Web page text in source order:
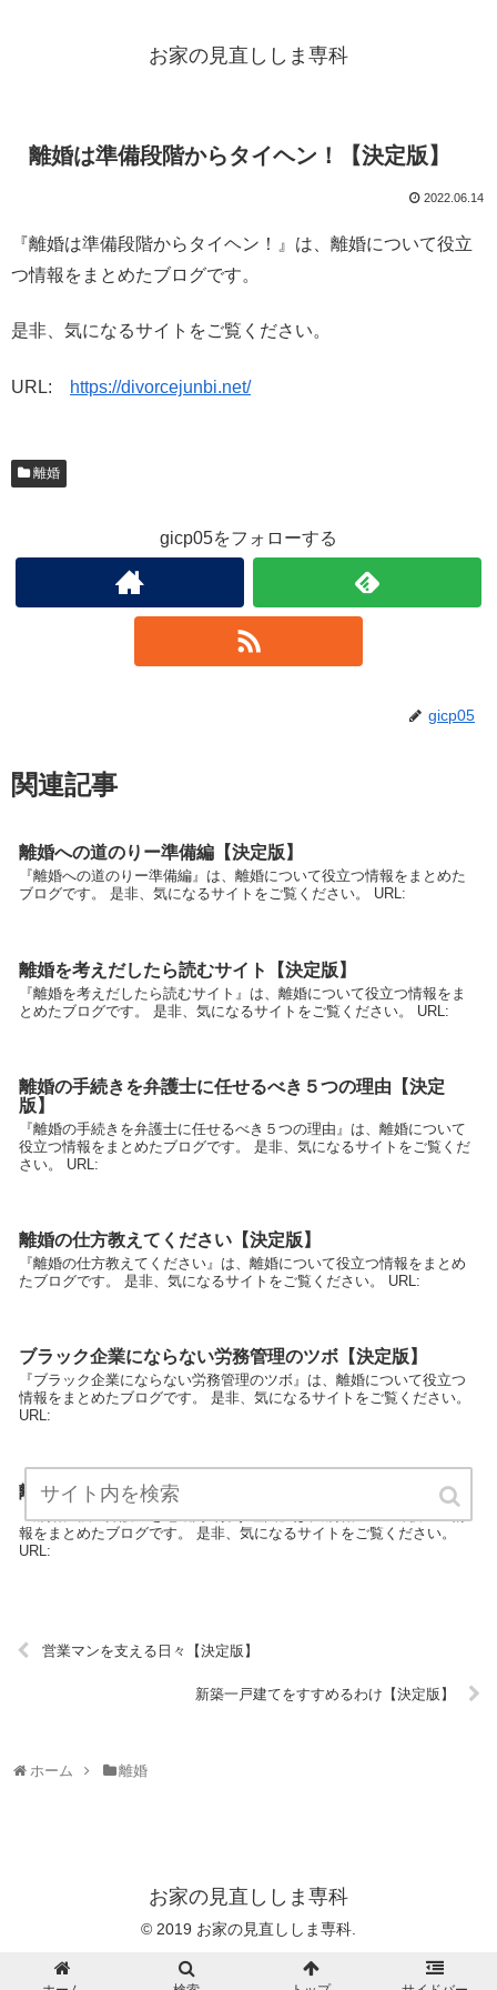
お家の見直ししま専科
離婚は準備段階からタイヘン！【決定版】
2022.06.14
『離婚は準備段階からタイヘン！』は、離婚について役立
つ情報をまとめたブログです。
是非、気になるサイトをご覧ください。
URL: https://divorcejunbi.net/
離婚
gicp05をフォローする
gicp05
関連記事
離婚への道のりー準備編【決定版】
『離婚への道のりー準備編』は、離婚について役立つ情報をまとめた
ブログです。 是非、気になるサイトをご覧ください。 URL:
離婚を考えだしたら読むサイト【決定版】
『離婚を考えだしたら読むサイト』は、離婚について役立つ情報をま
とめたブログです。 是非、気になるサイトをご覧ください。 URL:
離婚の手続きを弁護士に任せるべき５つの理由【決定
版】
『離婚の手続きを弁護士に任せるべき５つの理由』は、離婚について
役立つ情報をまとめたブログです。 是非、気になるサイトをご覧くだ
さい。 URL:
離婚の仕方教えてください【決定版】
『離婚の仕方教えてください』は、離婚について役立つ情報をまとめ
たブログです。 是非、気になるサイトをご覧ください。 URL:
ブラック企業にならない労務管理のツボ【決定版】
『ブラック企業にならない労務管理のツボ』は、離婚について役立つ
情報をまとめたブログです。 是非、気になるサイトをご覧ください。
URL:
離婚に強い弁護士を地域内で探す理由【決定版】
報をまとめたブログです。 是非、気になるサイトをご覧ください。
URL:
営業マンを支える日々【決定版】
新築一戸建てをすすめるわけ【決定版】
ホーム 離婚
お家の見直ししま専科
© 2019 お家の見直ししま専科.